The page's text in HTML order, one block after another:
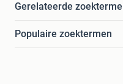
Gerelateerde
Populaire zoektermen